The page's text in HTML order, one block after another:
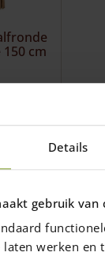
Details
gebruik van
laten werken en
cm
lelijke